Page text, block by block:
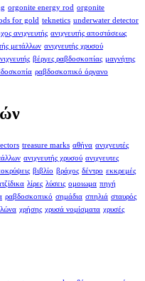
orgonite energy rod orgonite
for gold teknetics underwater detector
ανιχνευτής ανιχνευτής αποστάσεως
μετάλλων ανιχνευτής χρυσού
βέργες ραβδοσκοπίας μαγνήτης
ραβδοσκοπικό όργανο
treasure marks αθήνα ανιχνευτές
ανιχνευτής χρυσού ανιχνευτες
βιβλίο βράχος δέντρο εκκρεμές
λίρες λύσεις ομοιωμα πηγή
ραβδοσκοπικό σημάδια σπηλιά σταυρός
χρήσης χρυσά νομίσματα χρυσές